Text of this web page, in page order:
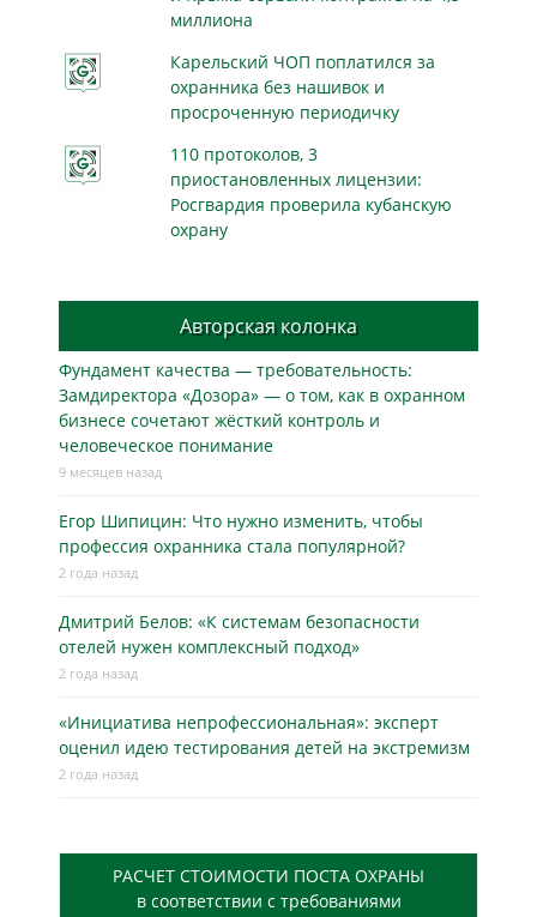
миллиона
Карельский ЧОП поплатился за
охранника без нашивок и
просроченную периодичку
110 протоколов, 3
приостановленных лицензии:
Росгвардия проверила кубанскую
охрану
Авторская колонка
Фундамент качества — требовательность:
Замдиректора «Дозора» — о том, как в охранном
бизнесe сочетают жёсткий контроль и
человеческое понимание
9 месяцев назад
Егор Шипицин: Что нужно изменить, чтобы
профессия охранника стала популярной?
2 года назад
Дмитрий Белов: «К системам безопасности
отелей нужен комплексный подход»
2 года назад
«Инициатива непрофессиональная»: эксперт
оценил идею тестирования детей на экстремизм
2 года назад
РАСЧЕТ СТОИМОСТИ ПОСТА ОХРАНЫ
в соответствии с требованиями